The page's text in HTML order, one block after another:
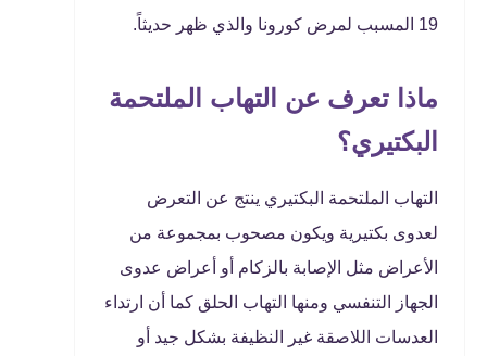
19 المسبب لمرض كورونا والذي ظهر حديثاً.
ماذا تعرف عن التهاب الملتحمة
البكتيري؟
التهاب الملتحمة البكتيري ينتج عن التعرض
لعدوى بكتيرية ويكون مصحوب بمجموعة من
الأعراض مثل الإصابة بالزكام أو أعراض عدوى
الجهاز التنفسي ومنها التهاب الحلق كما أن ارتداء
العدسات اللاصقة غير النظيفة بشكل جيد أو